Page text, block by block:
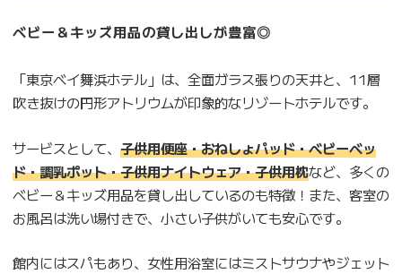
ベビー＆キッズ用品の貸し出しが豊富◎
「東京ベイ舞浜ホテル」は、全面ガラス張りの天井と、11層
吹き抜けの円形アトリウムが印象的なリゾートホテルです。
サービスとして、 子供用便座・おねしょパッド・ベビーベッ
ド・調乳ポット・子供用ナイトウェア・子供用枕など、多くの
ベビー＆キッズ用品を貸し出しているのも特徴！また、客室の
お風呂は洗い場付きで、小さい子供がいても安心です。
館内にはスパもあり、女性用浴室にはミストサウナやジェット